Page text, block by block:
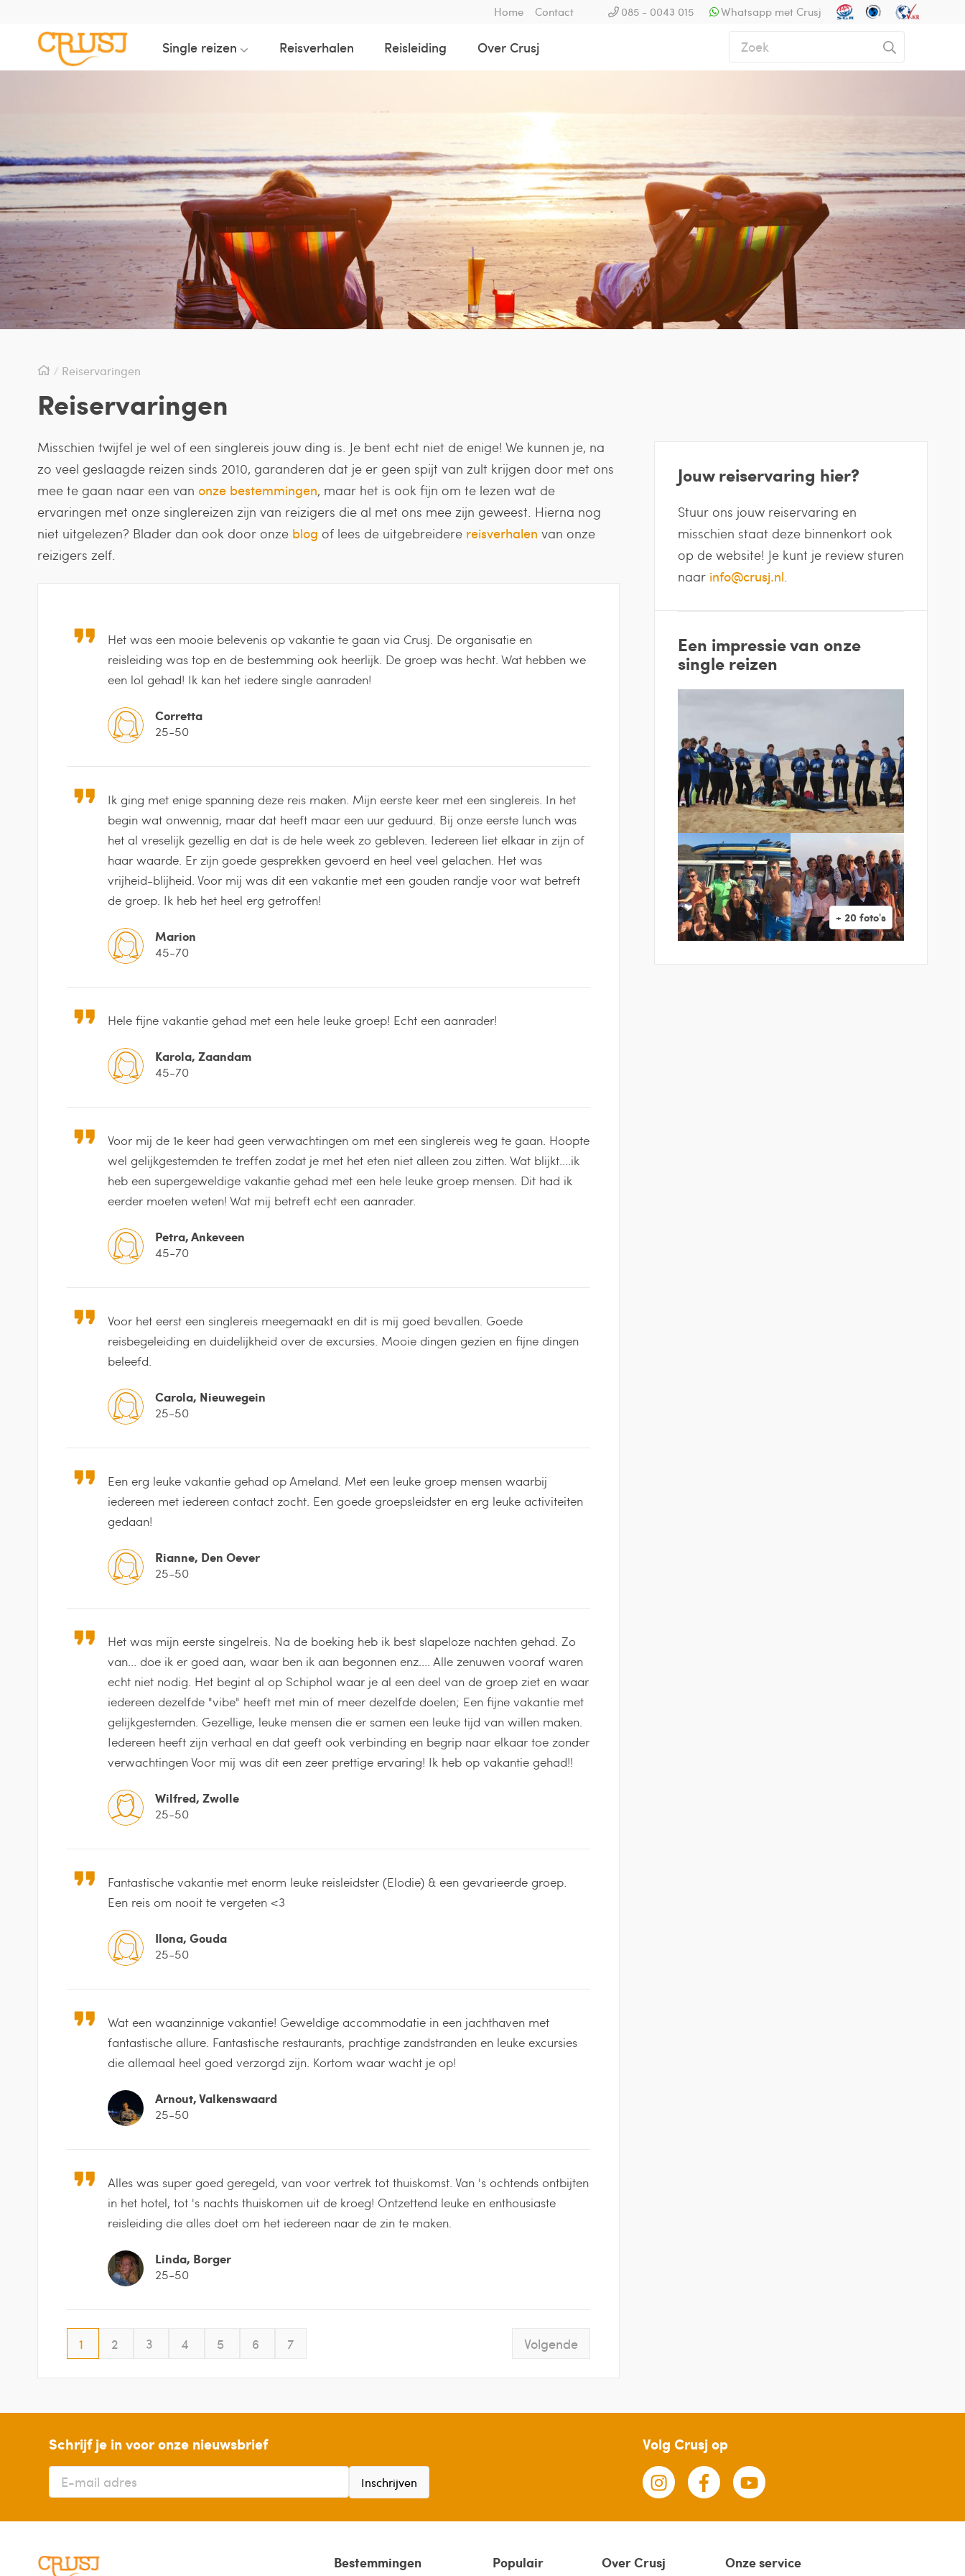
Home Contact 085 - 0043 015 Whatsapp met Crusj
Single reizen Reisverhalen Reisleiding Over Crusj
Reiservaringen
Reiservaringen
Misschien twijfel je wel of een singlereis jouw ding is. Je bent echt niet de enige! We kunnen je, na
zo veel geslaagde reizen sinds 2010, garanderen dat je er geen spijt van zult krijgen door met ons
mee te gaan naar een van onze bestemmingen, maar het is ook fijn om te lezen wat de
ervaringen met onze singlereizen zijn van reizigers die al met ons mee zijn geweest. Hierna nog
niet uitgelezen? Blader dan ook door onze blog of lees de uitgebreidere reisverhalen van onze
reizigers zelf.
Het was een mooie belevenis op vakantie te gaan via Crusj. De organisatie en
reisleiding was top en de bestemming ook heerlijk. De groep was hecht. Wat hebben we
een lol gehad! Ik kan het iedere single aanraden!
Corretta
25-50
Ik ging met enige spanning deze reis maken. Mijn eerste keer met een singlereis. In het
begin wat onwennig, maar dat heeft maar een uur geduurd. Bij onze eerste lunch was
het al vreselijk gezellig en dat is de hele week zo gebleven. Iedereen liet elkaar in zijn of
haar waarde. Er zijn goede gesprekken gevoerd en heel veel gelachen. Het was
vrijheid-blijheid. Voor mij was dit een vakantie met een gouden randje voor wat betreft
de groep. Ik heb het heel erg getroffen!
Marion
45-70
Hele fijne vakantie gehad met een hele leuke groep! Echt een aanrader!
Karola, Zaandam
45-70
Voor mij de 1e keer had geen verwachtingen om met een singlereis weg te gaan. Hoopte
wel gelijkgestemden te treffen zodat je met het eten niet alleen zou zitten. Wat blijkt….ik
heb een supergeweldige vakantie gehad met een hele leuke groep mensen. Dit had ik
eerder moeten weten! Wat mij betreft echt een aanrader.
Petra, Ankeveen
45-70
Voor het eerst een singlereis meegemaakt en dit is mij goed bevallen. Goede
reisbegeleiding en duidelijkheid over de excursies. Mooie dingen gezien en fijne dingen
beleefd.
Carola, Nieuwegein
25-50
Een erg leuke vakantie gehad op Ameland. Met een leuke groep mensen waarbij
iedereen met iedereen contact zocht. Een goede groepsleidster en erg leuke activiteiten
gedaan!
Rianne, Den Oever
25-50
Het was mijn eerste singelreis. Na de boeking heb ik best slapeloze nachten gehad. Zo
van... doe ik er goed aan, waar ben ik aan begonnen enz.... Alle zenuwen vooraf waren
echt niet nodig. Het begint al op Schiphol waar je al een deel van de groep ziet en waar
iedereen dezelfde "vibe" heeft met min of meer dezelfde doelen; Een fijne vakantie met
gelijkgestemden. Gezellige, leuke mensen die er samen een leuke tijd van willen maken.
Iedereen heeft zijn verhaal en dat geeft ook verbinding en begrip naar elkaar toe zonder
verwachtingen Voor mij was dit een zeer prettige ervaring! Ik heb op vakantie gehad!!
Wilfred, Zwolle
25-50
Fantastische vakantie met enorm leuke reisleidster (Elodie) & een gevarieerde groep.
Een reis om nooit te vergeten <3
Ilona, Gouda
25-50
Wat een waanzinnige vakantie! Geweldige accommodatie in een jachthaven met
fantastische allure. Fantastische restaurants, prachtige zandstranden en leuke excursies
die allemaal heel goed verzorgd zijn. Kortom waar wacht je op!
Arnout, Valkenswaard
25-50
Alles was super goed geregeld, van voor vertrek tot thuiskomst. Van 's ochtends ontbijten
in het hotel, tot 's nachts thuiskomen uit de kroeg! Ontzettend leuke en enthousiaste
reisleiding die alles doet om het iedereen naar de zin te maken.
Linda, Borger
25-50
1 2 3 4 5 6 7 Volgende
Jouw reiservaring hier?
Stuur ons jouw reiservaring en
misschien staat deze binnenkort ook
op de website! Je kunt je review sturen
naar info@crusj.nl.
Een impressie van onze
single reizen
Schrijf je in voor onze nieuwsbrief
Inschrijven
Volg Crusj op
Bestemmingen Populair Over Crusj Onze service